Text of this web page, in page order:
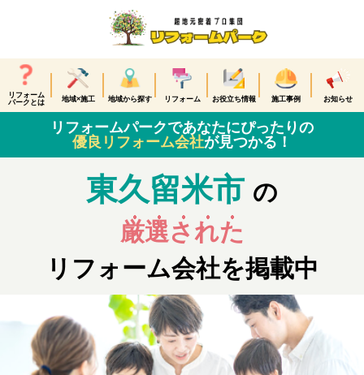
リフォーム
パークとは
地域×施工 地域から探す リフォーム お役立ち情報 施工事例 お知らせ
リフォームパークであなたにぴったりの
優良リフォーム会社が見つかる！
東久留米市 の
厳選された
リフォーム会社を掲載中